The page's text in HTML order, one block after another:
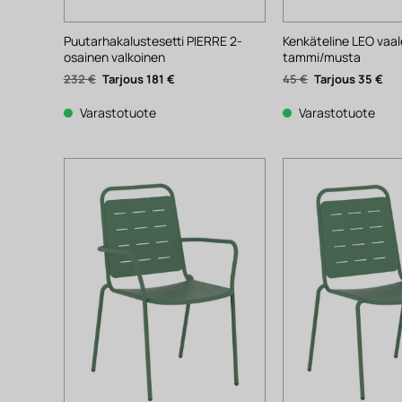
Puutarhakalustesetti PIERRE 2-
osainen valkoinen
232€ Alkuperäinen
hinta
232 €.
181 €Nykyinen
hinta
Varastotuote
Kenkäteline LEO
tammi/musta
45€ Alkuperäinen
hinta
45 €.
35€
Varastotuote